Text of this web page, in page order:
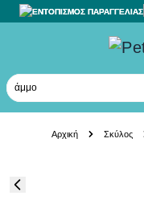
ΕΝΤΟΠΙΣΜΟΣ ΠΑΡΑΓΓΕΛΙΑΣ
άμμο γ
Αρχική Σκύλος